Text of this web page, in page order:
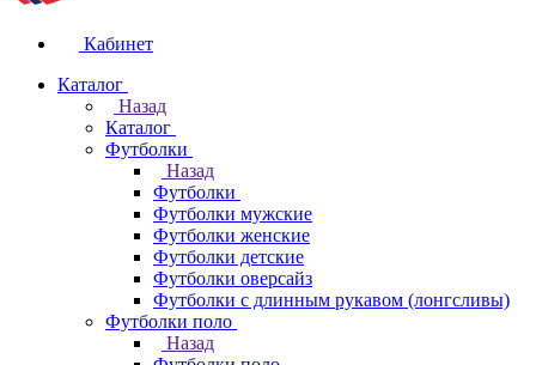
Кабинет
Каталог
Назад
Каталог
Футболки
Назад
Футболки
Футболки мужские
Футболки женские
Футболки детские
Футболки оверсайз
Футболки с длинным рукавом (лонгсливы)
Футболки поло
Назад